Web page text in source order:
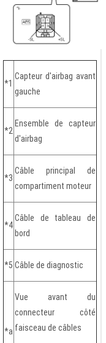
*1
Capteur d'airbag avant
gauche
*2
Ensemble de capteur
d'airbag
*3
Câble principal de
compartiment moteur
*4
Câble de tableau de
bord
*5 Câble de diagnostic
*a
Vue avant du
connecteur côté
faisceau de câbles